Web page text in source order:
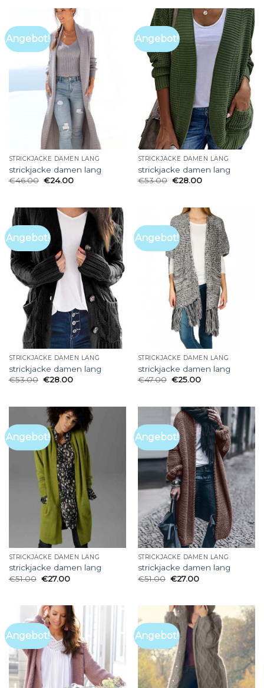
Angebot!
STRICKJACKE DAMEN LANG
strickjacke damen lang
€46.00 €24.00
Angebot!
STRICKJACKE DAMEN LANG
strickjacke damen lang
€53.00 €28.00
Angebot!
STRICKJACKE DAMEN LANG
strickjacke damen lang
€53.00 €28.00
Angebot!
STRICKJACKE DAMEN LANG
strickjacke damen lang
€47.00 €25.00
Angebot!
STRICKJACKE DAMEN LANG
strickjacke damen lang
€51.00 €27.00
Angebot!
STRICKJACKE DAMEN LANG
strickjacke damen lang
€51.00 €27.00
Angebot! Angebot!